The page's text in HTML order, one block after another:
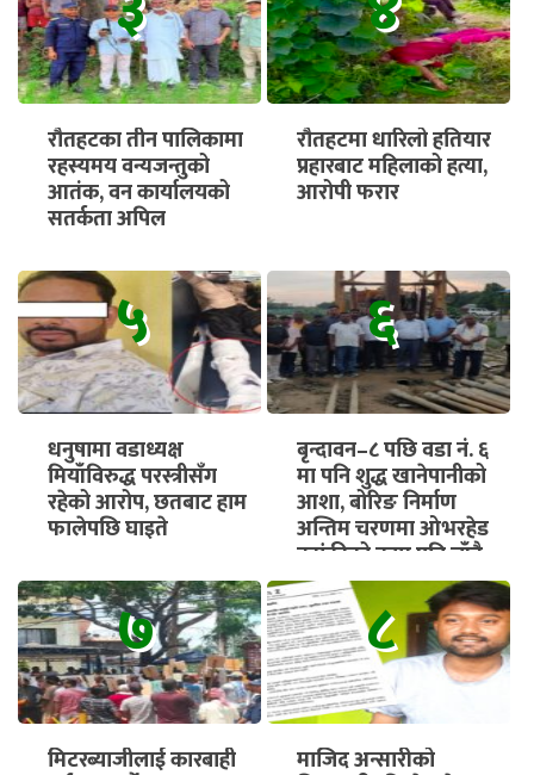
रौतहटका तीन पालिकामा
रहस्यमय वन्यजन्तुको
आतंक, वन कार्यालयको
सतर्कता अपिल
रौतहटमा धारिलो हतियार
प्रहारबाट महिलाको हत्या,
आरोपी फरार
५
धनुषामा वडाध्यक्ष
मियाँविरुद्ध परस्त्रीसँग
रहेको आरोप, छतबाट हाम
फालेपछि घाइते
६
बृन्दावन–८ पछि वडा नं. ६
मा पनि शुद्ध खानेपानीको
आशा, बोरिङ निर्माण
अन्तिम चरणमा ओभरहेड
ट्यांकीको काम पनि चाँडै
सुरु हुने
७
मिटरब्याजीलाई कारबाही
८
माजिद अन्सारीको